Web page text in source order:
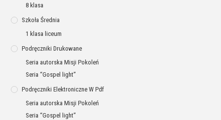
8 klasa
Szkoła Średnia
1 klasa liceum
Podręczniki Drukowane
Seria autorska Misji Pokoleń
Seria “Gospel light”
Podręczniki Elektroniczne W Pdf
Seria autorska Misji Pokoleń
Seria “Gospel light”